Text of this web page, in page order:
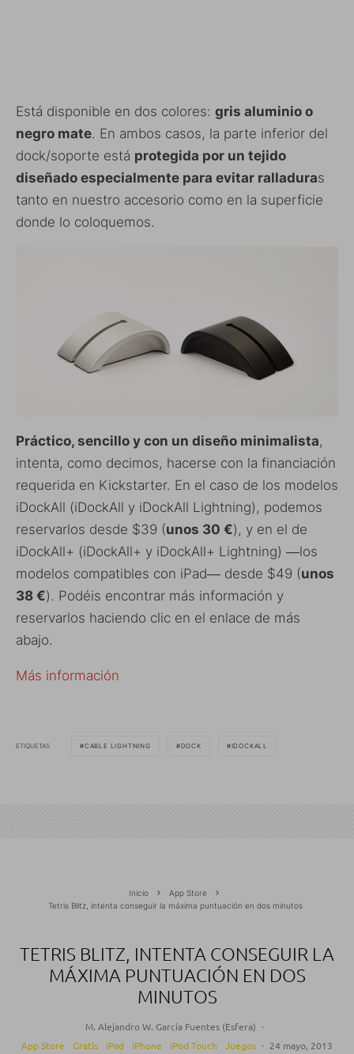
Está disponible en dos colores: gris aluminio o
negro mate. En ambos casos, la parte inferior del
dock/soporte está protegida por un tejido
diseñado especialmente para evitar ralladuras
tanto en nuestro accesorio como en la superficie
donde lo coloquemos.
Práctico, sencillo y con un diseño minimalista,
intenta, como decimos, hacerse con la financiación
requerida en Kickstarter. En el caso de los modelos
iDockAll (iDockAll y iDockAll Lightning), podemos
reservarlos desde $39 (unos 30 €), y en el de
iDockAll+ (iDockAll+ y iDockAll+ Lightning) ―los
modelos compatibles con iPad― desde $49 (unos
38 €). Podéis encontrar más información y
reservarlos haciendo clic en el enlace de más
abajo.
Más información
ETIQUETAS CABLE LIGHTNING DOCK IDOCKALL
Inicio
App Store
Tetris Blitz, intenta conseguir la máxima puntuación en dos minutos
TETRIS BLITZ, INTENTA CONSEGUIR LA
MÁXIMA PUNTUACIÓN EN DOS
MINUTOS
M. Alejandro W. García Fuentes (Esfera) ·
App Store
Gratis iPad iPhone iPod Touch Juegos · 24 mayo, 2013